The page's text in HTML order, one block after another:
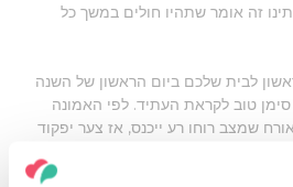
זה אומר שתהיו חולים במשך כל
ראשון לבית שלכם ביום הראשון של השנה
טוב לקראת העתיד. לפי האמונה
שמצב רוחו רע ייכנס, אז צער יפקוד